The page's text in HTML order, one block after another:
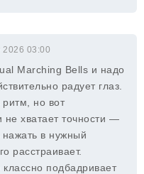
2026 03:00
Marching Bells и надо
радует глаз.
ритм, но вот
хватает точности —
в нужный
расстраивает.
подбадривает